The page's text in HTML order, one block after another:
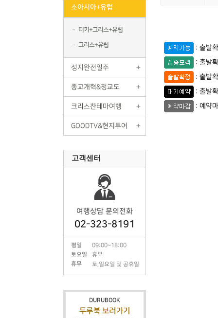
소아시아+유럽
터키+그리스+유럽
그리스+유럽
성지완전일주
종교개혁&청교도
크리스찬테마여행
GOODTV&현지투어
고객센터
여행상담 문의전화
02-323-8191
평일
09:00~18:00
토요일
휴무
휴무
토,일요일 및 공휴일
DURUBOOK
두루북 보러가기
: 출발
: 출발
: 출발
: 출발
: 예약